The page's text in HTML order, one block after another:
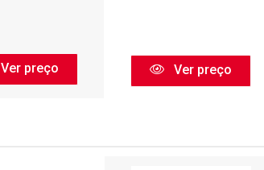
Ver preço Ver preço